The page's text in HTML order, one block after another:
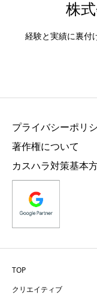
株
経験と実績に裏
プライバシーポリ
著作権について
カスハラ対策基本
TOP
クリエイティブ